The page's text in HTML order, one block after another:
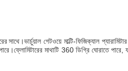
সাথে।ভার্চুয়াল গেটওয়ে মাল্টি-ফিজিক্যাল
ফ্লোমিটারের মাথাটি 360 ডিগ্রি ঘোরাতে